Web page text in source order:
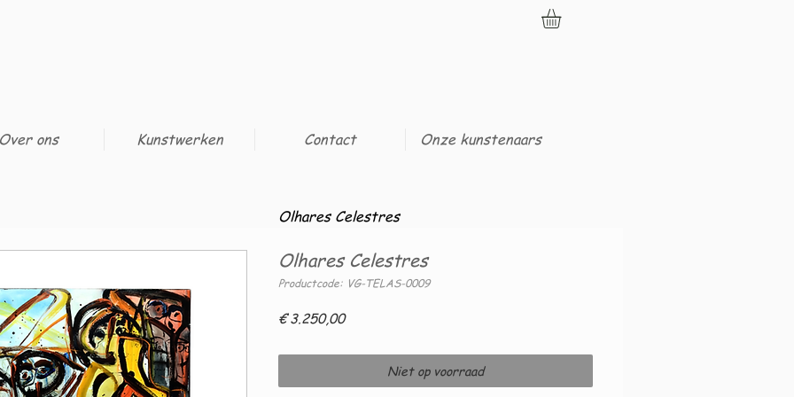
ons Kunstwerken Contact Onze kunstenaars
Olhares Celestres
Olhares Celestres
Productcode: VG-TELAS-0009
€ 3.250,00Prijs
Niet op voorraad